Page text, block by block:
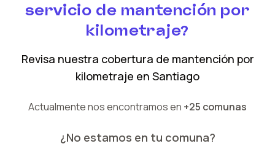
servicio de mantención por
kilometraje?
Revisa nuestra cobertura de mantención por
kilometraje en Santiago
Actualmente nos encontramos en +25 comunas
¿No estamos en tu comuna?